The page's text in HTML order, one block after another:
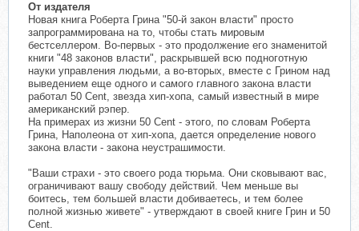
От издателя
Новая книга Роберта Грина "50-й закон власти" просто
запрограммирована на то, чтобы стать мировым
бестселлером. Во-первых - это продолжение его знаменитой
книги "48 законов власти", раскрывшей всю подноготную
науки управления людьми, а во-вторых, вместе с Грином над
выведением еще одного и самого главного закона власти
работал 50 Cent, звезда хип-хопа, самый известный в мире
американский рэпер.
На примерах из жизни 50 Cent - этого, по словам Роберта
Грина, Наполеона от хип-хопа, дается определение нового
закона власти - закона неустрашимости.
"Ваши страхи - это своего рода тюрьма. Они сковывают вас,
ограничивают вашу свободу действий. Чем меньше вы
боитесь, тем большей власти добиваетесь, и тем более
полной жизнью живете" - утверждают в своей книге Грин и 50
Cent.